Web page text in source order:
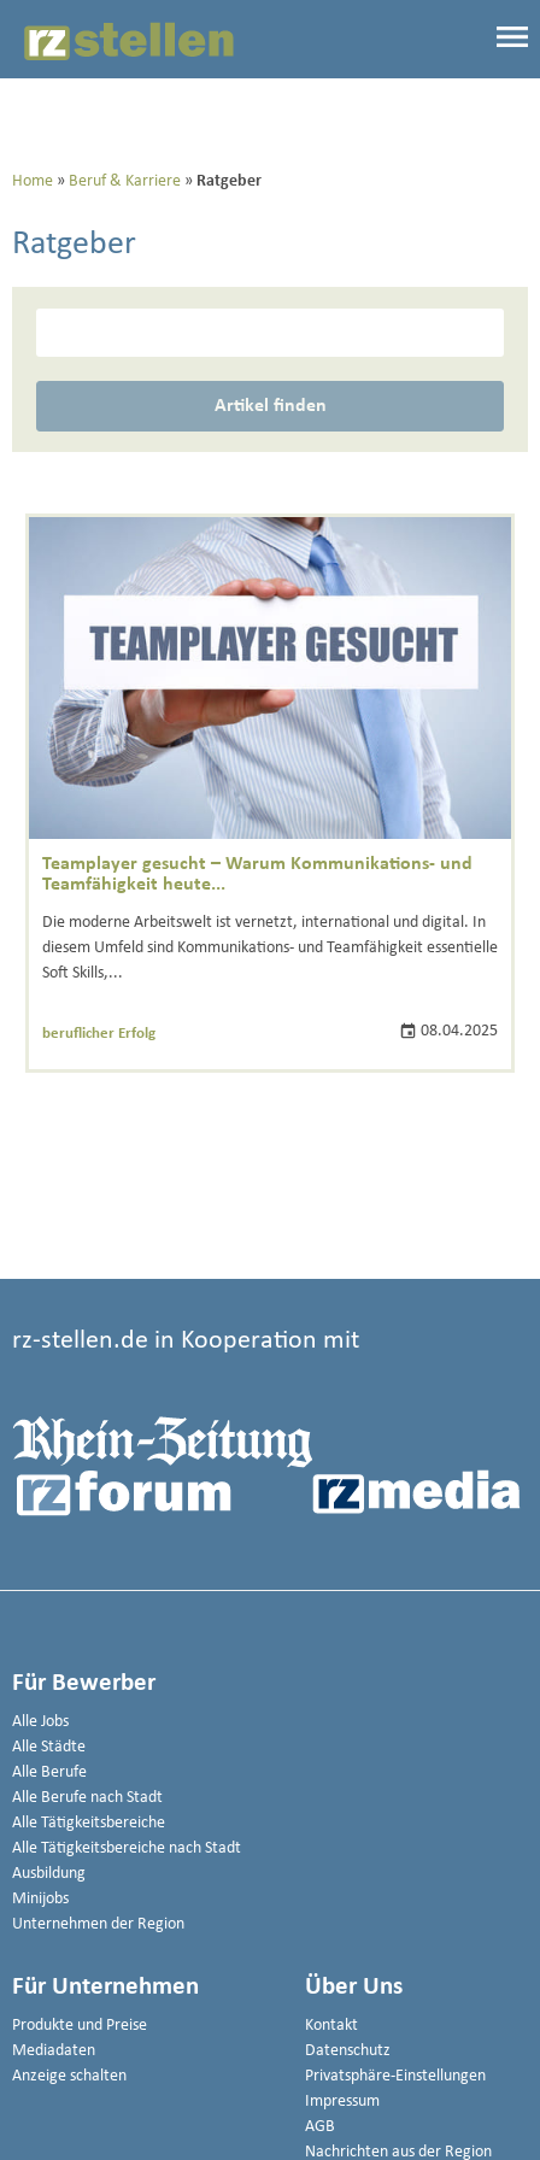
Home Beruf & Karriere Ratgeber
Ratgeber
Artikel finden
Teamplayer gesucht – Warum Kommunikations- und
Teamfähigkeit heute...
Die moderne Arbeitswelt ist vernetzt, international und digital. In
diesem Umfeld sind Kommunikations- und Teamfähigkeit essentielle
Soft Skills,...
beruflicher Erfolg 08.04.2025
rz-stellen.de in Kooperation mit
Für Bewerber
Alle Jobs
Alle Städte
Alle Berufe
Alle Berufe nach Stadt
Alle Tätigkeitsbereiche
Alle Tätigkeitsbereiche nach Stadt
Ausbildung
Minijobs
Unternehmen der Region
Für Unternehmen
Produkte und Preise
Mediadaten
Anzeige schalten
Über Uns
Kontakt
Datenschutz
Privatsphäre-Einstellungen
Impressum
AGB
Nachrichten aus der Region